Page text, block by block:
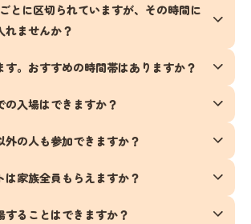
とに区切られていますが、その時間に
れませんか？
す。おすすめの時間帯はありますか？
の入場はできますか？
外の人も参加できますか？
は家族全員もらえますか？
することはできますか？